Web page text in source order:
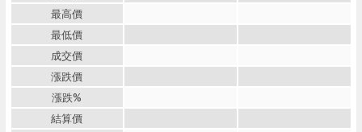
最高價
最低價
成交價
漲跌價
漲跌%
結算價